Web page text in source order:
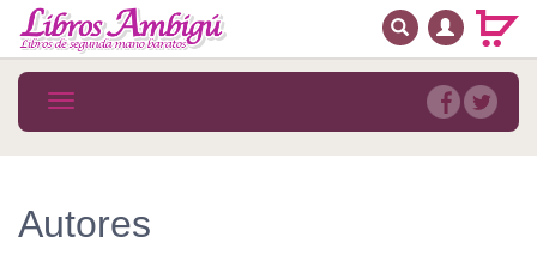
MENÚ PRINCIPAL
Novedades
MATERIAS
BUSCAR
Toggle
navigation
Autores